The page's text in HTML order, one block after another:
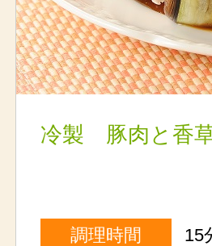
冷製 豚肉と香
調理時間 15